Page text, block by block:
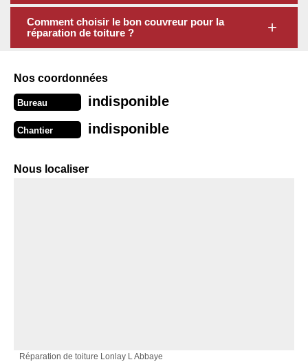
Comment choisir le bon couvreur pour la
réparation de toiture ?
Nos coordonnées
Bureau indisponible
Chantier indisponible
Nous localiser
Réparation de toiture Lonlay L Abbaye